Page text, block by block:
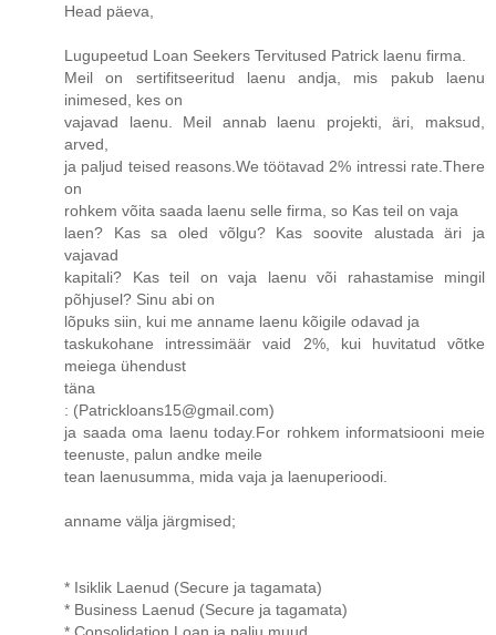
Head päeva,
Lugupeetud Loan Seekers Tervitused Patrick laenu firma.
Meil on sertifitseeritud laenu andja, mis pakub laenu
inimesed, kes on
vajavad laenu. Meil annab laenu projekti, äri, maksud,
arved,
ja paljud teised reasons.We töötavad 2% intressi rate.There
on
rohkem võita saada laenu selle firma, so Kas teil on vaja
laen? Kas sa oled võlgu? Kas soovite alustada äri ja
vajavad
kapitali? Kas teil on vaja laenu või rahastamise mingil
põhjusel? Sinu abi on
lõpuks siin, kui me anname laenu kõigile odavad ja
taskukohane intressimäär vaid 2%, kui huvitatud võtke
meiega ühendust
täna
: (Patrickloans15@gmail.com)
ja saada oma laenu today.For rohkem informatsiooni meie
teenuste, palun andke meile
tean laenusumma, mida vaja ja laenuperioodi.
anname välja järgmised;
* Isiklik Laenud (Secure ja tagamata)
* Business Laenud (Secure ja tagamata)
* Consolidation Loan ja palju muud.